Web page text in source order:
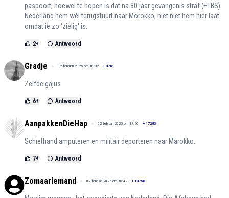
paspoort, hoewel te hopen is dat na 30 jaar gevangenis straf (+TBS)
Nederland hem wél terugstuurt naar Morokko, niet niet hem hier laat
omdat ie zo 'zielig' is.
2+ Antwoord
Gradje 02 februari 2025 om 18:32 + 3761
Zelfde gajus
6+ Antwoord
AanpakkenDieHap 02 februari 2025 om 17:26 + 17283
Schiethand amputeren en militair deporteren naar Marokko.
7+ Antwoord
Zomaariemand 02 februari 2025 om 16:42 + 13758